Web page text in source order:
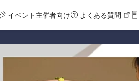
イベント主催者向け よくある質問